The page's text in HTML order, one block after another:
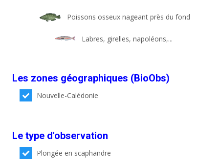
Poissons osseux nageant près du fond
Labres, girelles, napoléons,...
Les zones géographiques (BioObs)
Nouvelle-Calédonie
Le type d'observation
Plongée en scaphandre